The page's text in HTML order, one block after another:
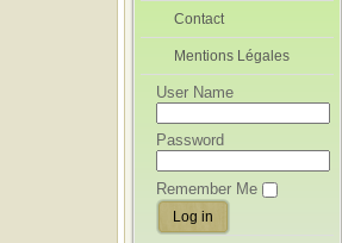
Contact
Mentions Légales
User Name
Password
Remember Me